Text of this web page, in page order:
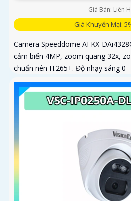
Giá Bán: Liên
Giá Khuyến Mại:
Camera Speeddome AI KX-
cảm biến 4MP, zoom quang 32x,
chuẩn nén H.265+. Độ nhạy sáng 0